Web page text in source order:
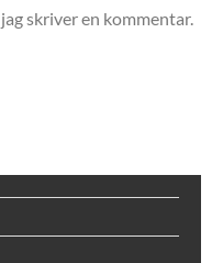
skriver en kommentar.